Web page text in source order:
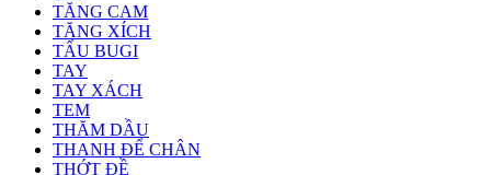
TĂNG CAM
TĂNG XÍCH
TẨU BUGI
TAY
TAY XÁCH
TEM
THĂM DẦU
THANH ĐỂ CHÂN
THỚT ĐỀ